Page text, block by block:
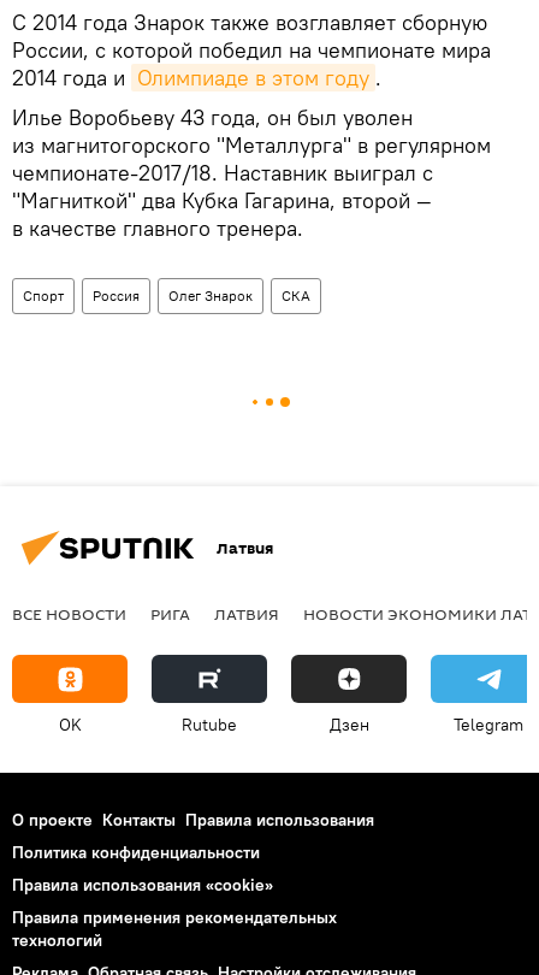
С 2014 года Знарок также возглавляет сборную
России, с которой победил на чемпионате мира
2014 года и Олимпиаде в этом году .
Илье Воробьеву 43 года, он был уволен
из магнитогорского "Металлурга" в регулярном
чемпионате-2017/18. Наставник выиграл с
"Магниткой" два Кубка Гагарина, второй —
в качестве главного тренера.
Спорт Россия Олег Знарок СКА
Латвия
ВСЕ НОВОСТИ РИГА ЛАТВИЯ НОВОСТИ ЭКОНОМИКИ
OK Rutube Дзен Telegram
О проекте Контакты Правила использования
Политика конфиденциальности
Правила использования «cookie»
Правила применения рекомендательных
технологий